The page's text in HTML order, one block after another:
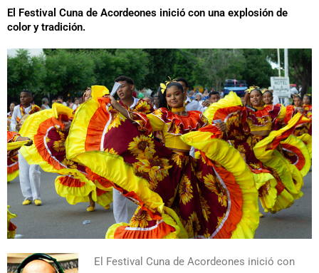
El Festival Cuna de Acordeones inició con una explosión de
color y tradición.
El Festival Cuna de Acordeones inició con